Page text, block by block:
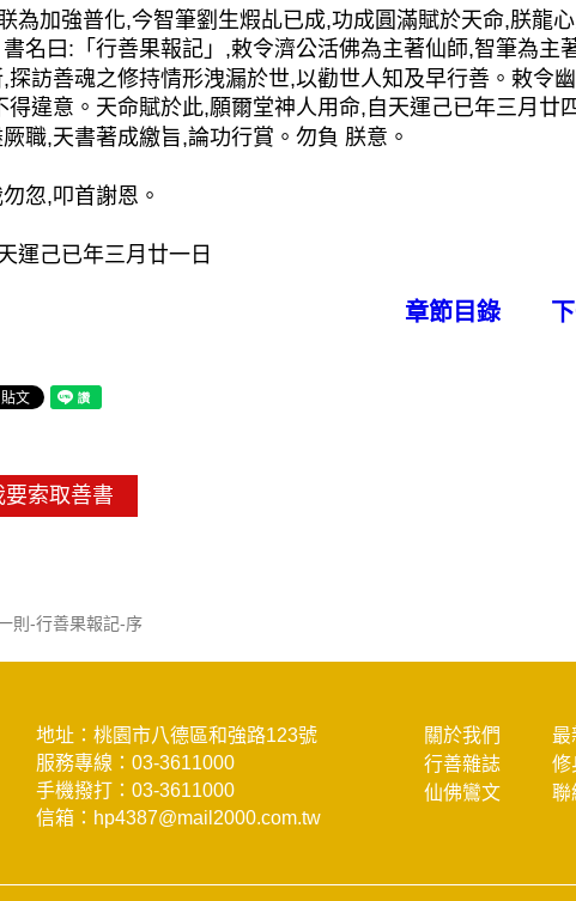
為加強普化,今智筆劉生煆乩已成,功成圓滿賦於天命,朕龍
名曰:「行善果報記」,敕令濟公活佛為主著仙師,智筆為主
,探訪善魂之修持情形洩漏於世,以勸世人知及早行善。敕令
得違意。天命賦於此,願爾堂神人用命,自天運己已年三月廿
職,天書著成繳旨,論功行賞。勿負 朕意。
忽,叩首謝恩。
運己已年三月廿一日
章節目錄
要索取善書
則-行善果報記-序
地址：桃園市八德區和強路123號
服務專線： 03-3611000
手機撥打： 03-3611000
信箱： hp4387@mail2000.com.tw
關於我們
最
行善雜誌
修
仙佛鸞文
聯